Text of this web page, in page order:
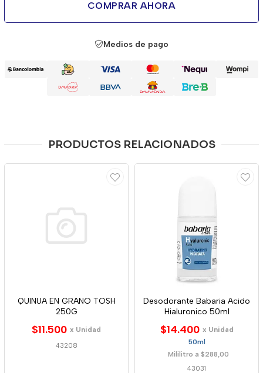
COMPRAR AHORA
Medios de pago
PRODUCTOS RELACIONADOS
QUINUA EN GRANO TOSH
250G
$11.500 x Unidad
43208
Desodorante Babaria Acido
Hialuronico 50ml
$14.400 x Unidad
50ml
Mililitro a $288,00
43031